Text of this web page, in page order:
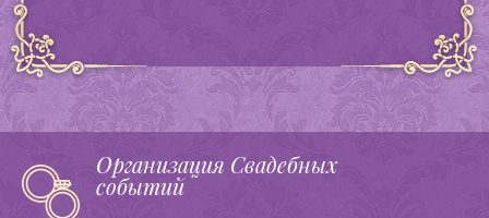
Организация Свадебных
событий